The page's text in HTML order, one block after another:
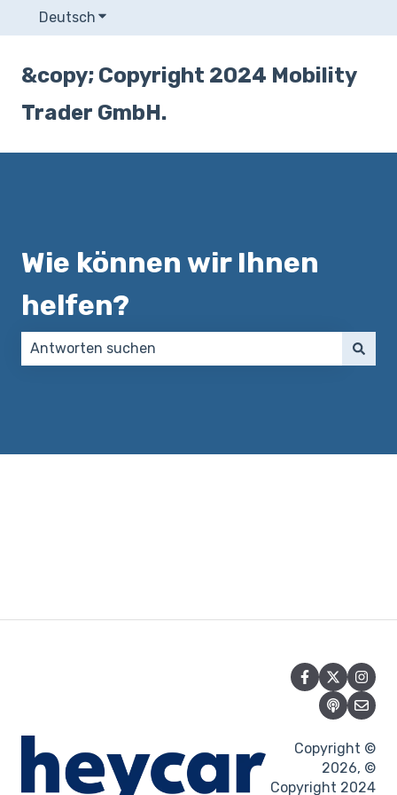
Deutsch Untermenü für Übersetzungen anzeigen
&copy; Copyright 2024 Mobility
Trader GmbH.
Wie können wir Ihnen
helfen?
Copyright ©
2026, ©
Copyright 2024